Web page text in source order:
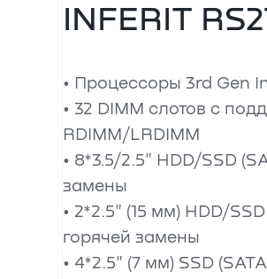
INFERIT
• Процессоры 3rd Gen
• 32 DIMM слотов c
RDIMM/LRDIMM
• 8*3.5/2.5" HDD/SSD
замены
• 2*2.5" (15 мм) HDD/
горячей замены
• 4*2.5" (7 мм) SSD